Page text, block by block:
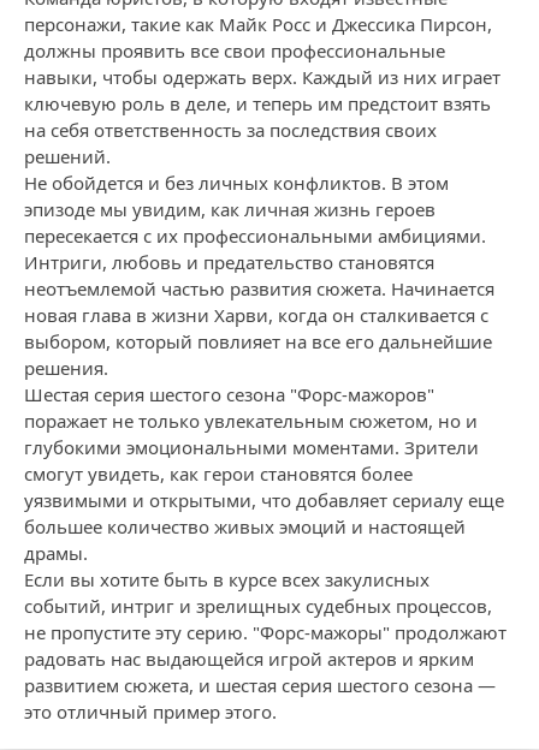
персонажи, такие как Майк Росс и Джессика Пирсон,
должны проявить все свои профессиональные
навыки, чтобы одержать верх. Каждый из них играет
ключевую роль в деле, и теперь им предстоит взять
на себя ответственность за последствия своих
решений.
Не обойдется и без личных конфликтов. В этом
эпизоде мы увидим, как личная жизнь героев
пересекается с их профессиональными амбициями.
Интриги, любовь и предательство становятся
неотъемлемой частью развития сюжета. Начинается
новая глава в жизни Харви, когда он сталкивается с
выбором, который повлияет на все его дальнейшие
решения.
Шестая серия шестого сезона "Форс-мажоров"
поражает не только увлекательным сюжетом, но и
глубокими эмоциональными моментами. Зрители
смогут увидеть, как герои становятся более
уязвимыми и открытыми, что добавляет сериалу еще
большее количество живых эмоций и настоящей
драмы.
Если вы хотите быть в курсе всех закулисных
событий, интриг и зрелищных судебных процессов,
не пропустите эту серию. "Форс-мажоры" продолжают
радовать нас выдающейся игрой актеров и ярким
развитием сюжета, и шестая серия шестого сезона —
это отличный пример этого.